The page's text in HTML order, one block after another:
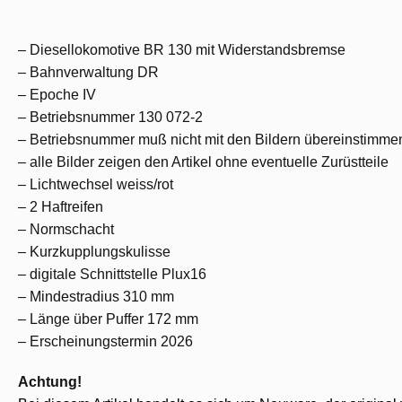
– Diesellokomotive BR 130 mit Widerstandsbremse
– Bahnverwaltung DR
– Epoche IV
– Betriebsnummer 130 072-2
– Betriebsnummer muß nicht mit den Bildern
– alle Bilder zeigen den Artikel ohne eventuelle Zurüstteile
– Lichtwechsel weiss/rot
– 2 Haftreifen
– Normschacht
– Kurzkupplungskulisse
– digitale Schnittstelle Plux16
– Mindestradius 310 mm
– Länge über Puffer 172 mm
– Erscheinungstermin 2026
Achtung!